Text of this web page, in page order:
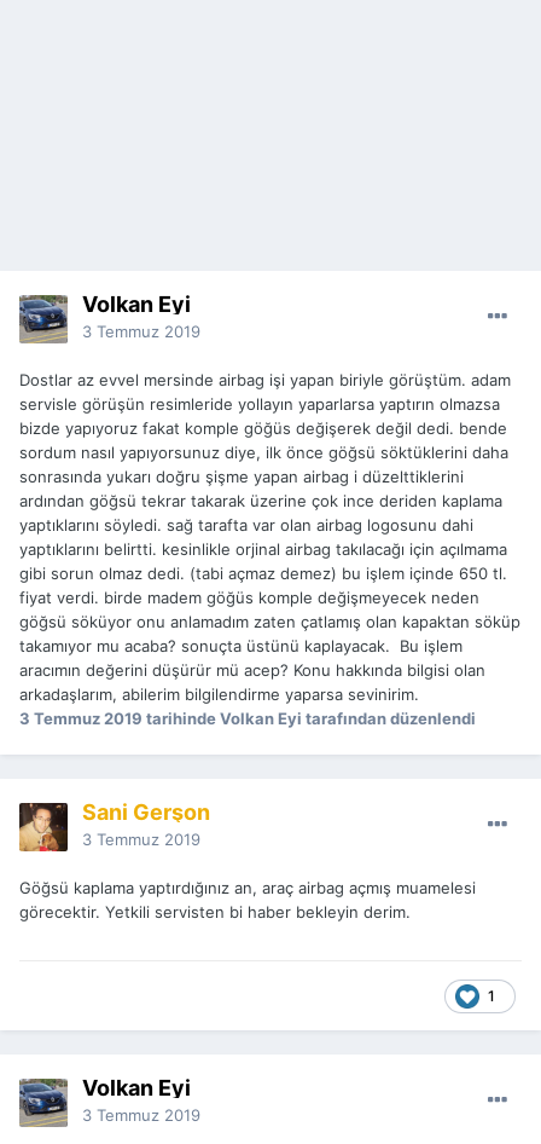
Volkan Eyi
3 Temmuz 2019
Dostlar az evvel mersinde airbag işi yapan biriyle görüştüm. adam
servisle görüşün resimleride yollayın yaparlarsa yaptırın olmazsa
bizde yapıyoruz fakat komple göğüs değişerek değil dedi. bende
sordum nasıl yapıyorsunuz diye, ilk önce göğsü söktüklerini daha
sonrasında yukarı doğru şişme yapan airbag i düzelttiklerini
ardından göğsü tekrar takarak üzerine çok ince deriden kaplama
yaptıklarını söyledi. sağ tarafta var olan airbag logosunu dahi
yaptıklarını belirtti. kesinlikle orjinal airbag takılacağı için açılmama
gibi sorun olmaz dedi. (tabi açmaz demez) bu işlem içinde 650 tl.
fiyat verdi. birde madem göğüs komple değişmeyecek neden
göğsü söküyor onu anlamadım zaten çatlamış olan kapaktan söküp
takamıyor mu acaba? sonuçta üstünü kaplayacak. Bu işlem
aracımın değerini düşürür mü acep? Konu hakkında bilgisi olan
arkadaşlarım, abilerim bilgilendirme yaparsa sevinirim.
3 Temmuz 2019 tarihinde Volkan Eyi tarafından düzenlendi
Sani Gerşon
3 Temmuz 2019
Göğsü kaplama yaptırdığınız an, araç airbag açmış muamelesi
görecektir. Yetkili servisten bi haber bekleyin derim.
1
Volkan Eyi
3 Temmuz 2019